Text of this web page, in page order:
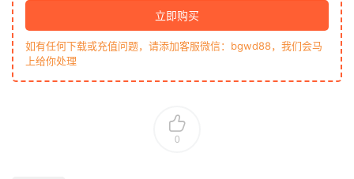
立即购买
如有任何下载或充值问题，请添加客服微信：bgwd88，我们会马
上给你处理
0